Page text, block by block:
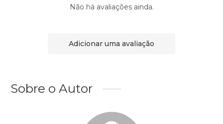
Não há avaliações ainda.
Adicionar uma avaliação
Sobre o Autor